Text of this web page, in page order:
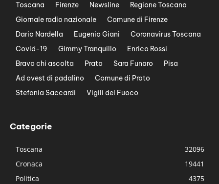
Toscana Firenze Newsline
Regione Toscana
Giornale radio nazionale
Comune di Firenze
Dario Nardella
Eugenio Giani
Coronavirus Toscana
Covid-19
Gimmy Tranquillo
Enrico Rossi
Bravo chi ascolta
Prato Sara Funaro
Pisa
Ad ovest di padalino
Comune di Prato
Stefania Saccardi
Vigili del Fuoco
Categorie
Toscana
32096
Cronaca
19441
Politica
4375